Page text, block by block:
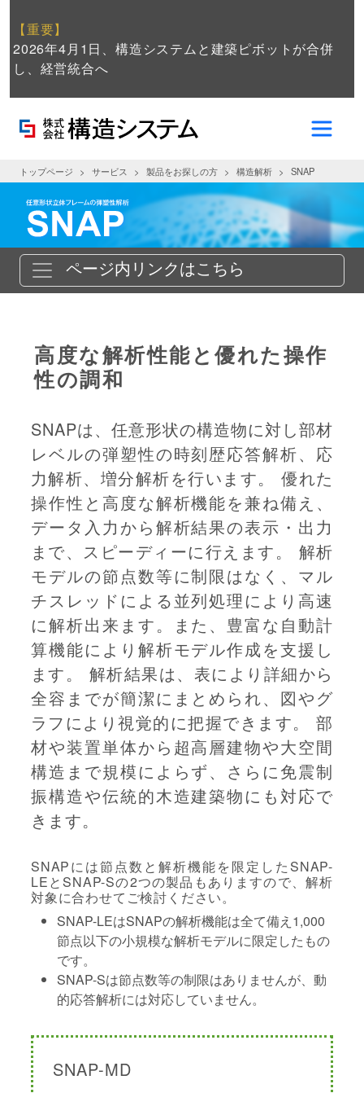
【重要】
2026年4月1日、構造システムと建築ピボットが合併
し、経営統合へ
トップページ サービス 製品をお探しの方 構造解析 SNAP
ページ内リンクはこちら
高度な解析性能と優れた操作
性の調和
SNAPは、任意形状の構造物に対し部材
レベルの弾塑性の時刻歴応答解析、応
力解析、増分解析を行います。 優れた
操作性と高度な解析機能を兼ね備え、
データ入力から解析結果の表示・出力
まで、スピーディーに行えます。 解析
モデルの節点数等に制限はなく、マル
チスレッドによる並列処理により高速
に解析出来ます。また、豊富な自動計
算機能により解析モデル作成を支援し
ます。 解析結果は、表により詳細から
全容までが簡潔にまとめられ、図やグ
ラフにより視覚的に把握できます。 部
材や装置単体から超高層建物や大空間
構造まで規模によらず、さらに免震制
振構造や伝統的木造建築物にも対応で
きます。
SNAPには節点数と解析機能を限定したSNAP-
LEとSNAP-Sの2つの製品もありますので、解析
対象に合わせてご検討ください。
SNAP-LEはSNAPの解析機能は全て備え1,000
節点以下の小規模な解析モデルに限定したもの
です。
SNAP-Sは節点数等の制限はありませんが、動
的応答解析には対応していません。
SNAP-MD